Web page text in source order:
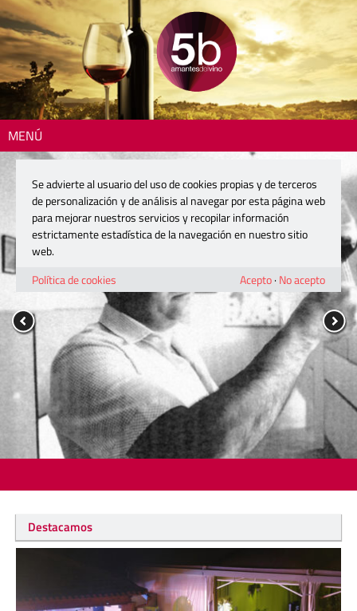
MENÚ
Destacamos
Se advierte al usuario del uso de cookies propias y de terceros
de personalización y de análisis al navegar por esta página web
para mejorar nuestros servicios y recopilar información
estrictamente estadística de la navegación en nuestro sitio
web.
Política de cookies
Acepto· No acepto